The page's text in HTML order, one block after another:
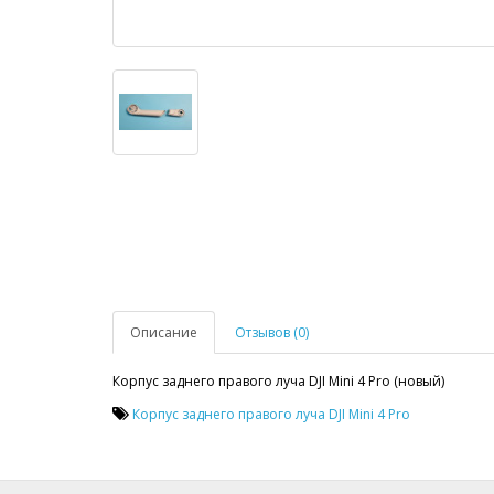
Описание Отзывов (0)
Корпус заднего правого луча DJI Mini 4 Pro (новый)
Корпус заднего правого луча DJI Mini 4 Pro